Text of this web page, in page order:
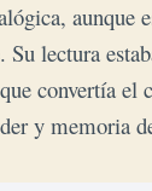
aunque
Su lectura
convertía el
y memoria